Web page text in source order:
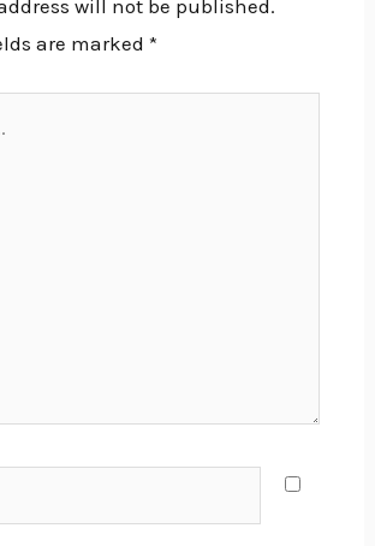
will not be published.
are marked *